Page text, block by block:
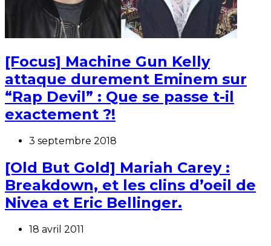
[Focus] Machine Gun Kelly
attaque durement Eminem sur
“Rap Devil” : Que se passe t-il
exactement ?!
3 septembre 2018
[Old But Gold] Mariah Carey :
Breakdown, et les clins d’oeil de
Nivea et Eric Bellinger.
18 avril 2011